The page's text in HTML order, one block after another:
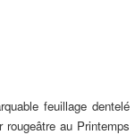
feuillage dentelé
au Printemps